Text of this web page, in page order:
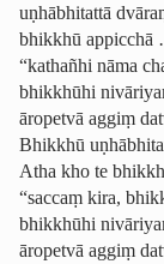
uṇhābhitattā
bhikkhū
“kathañhi nāma
bhikkhūhi
āropetvā aggiṃ
Bhikkhū
Atha kho te
“saccaṃ kira,
bhikkhūhi
āropetvā aggiṃ